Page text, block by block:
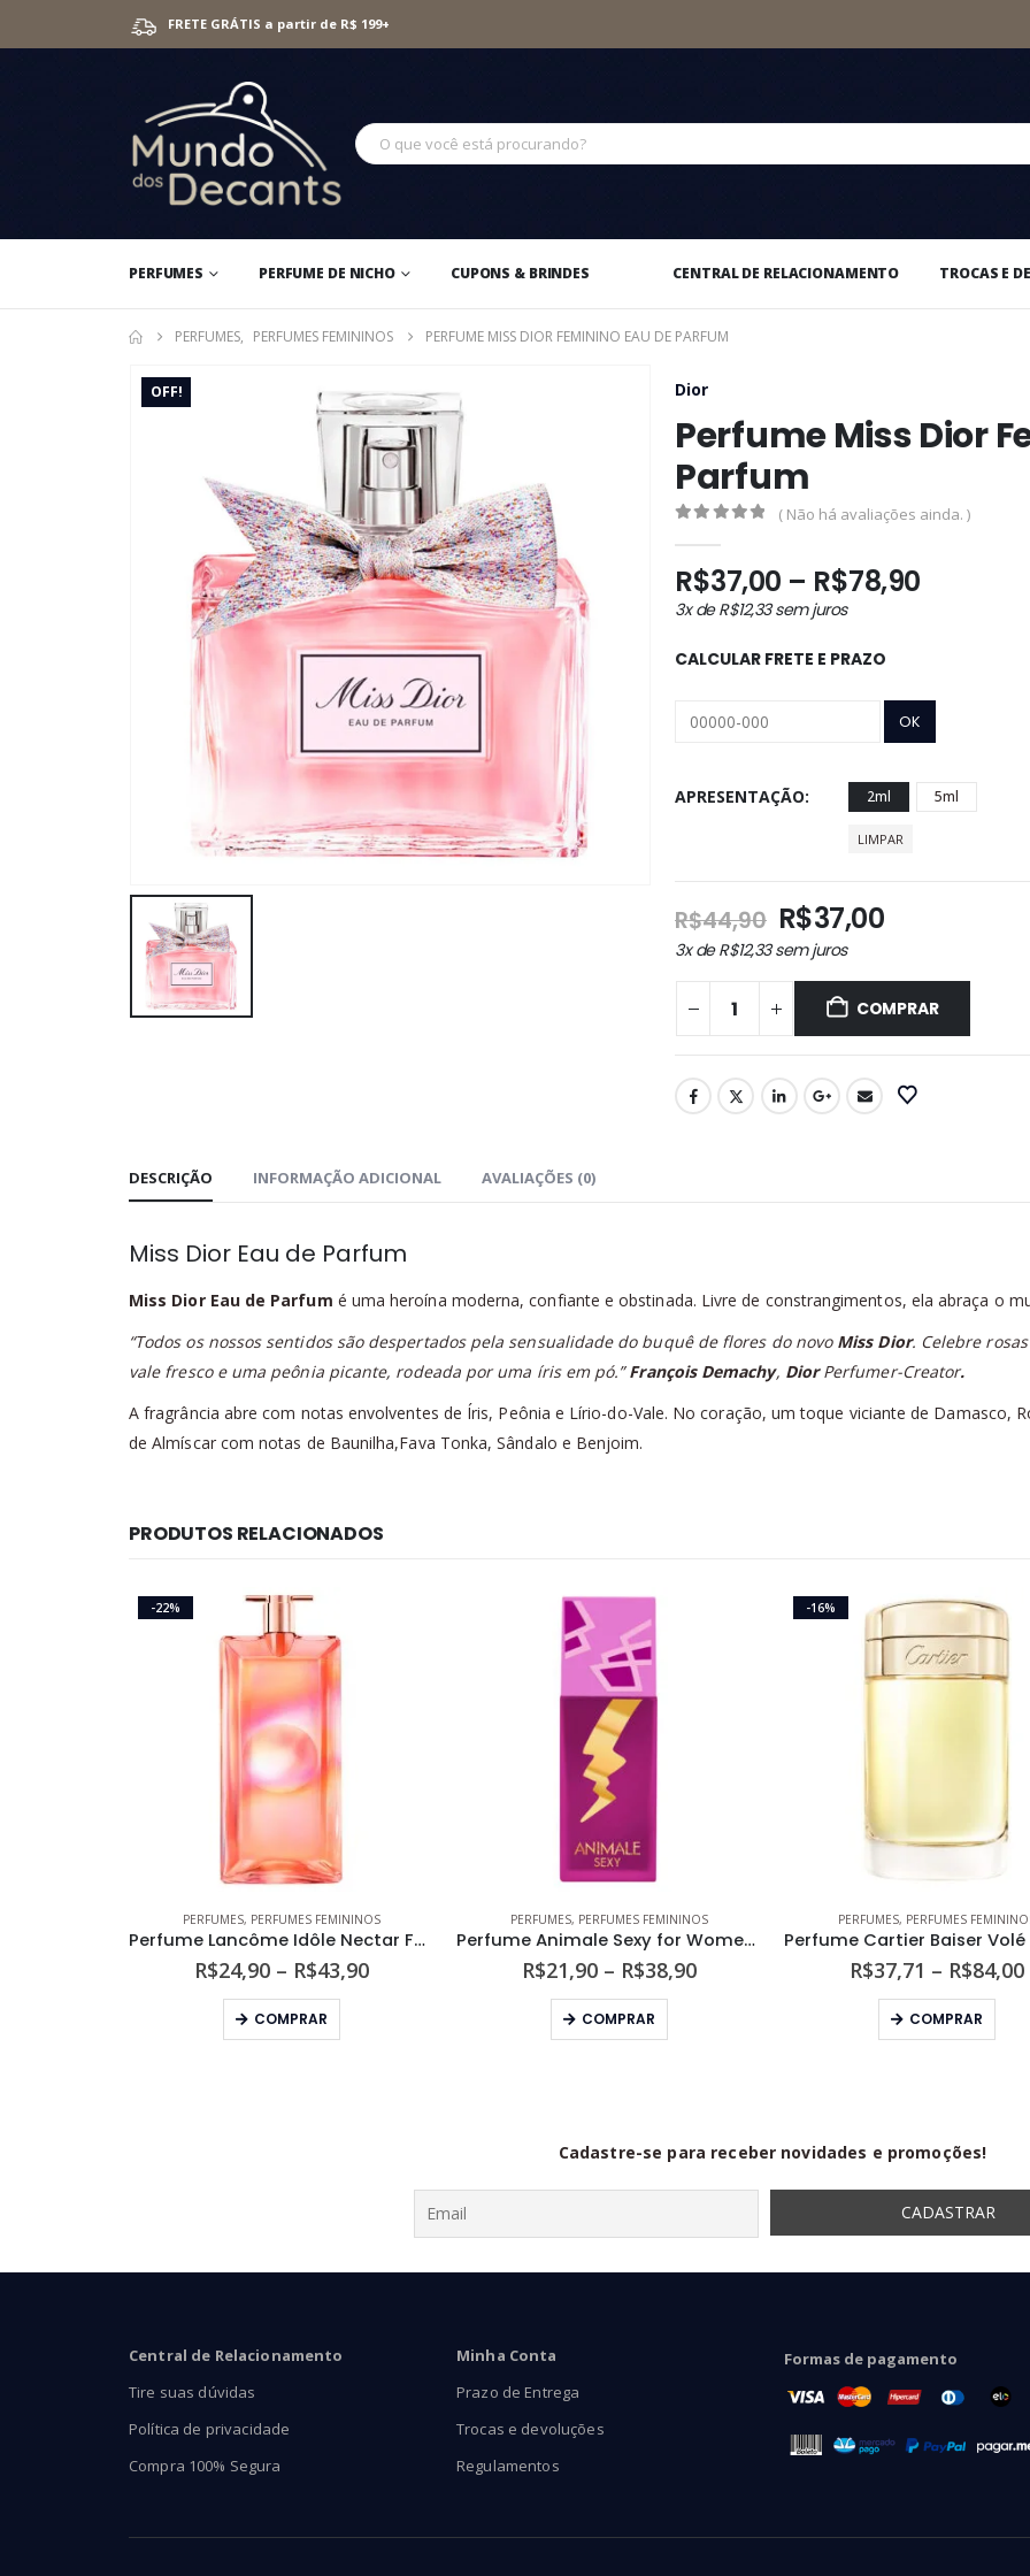
FRETE GRÁTIS a partir de R$ 199+
PERFUMES PERFUME DE NICHO CUPONS & BRINDES CENTRAL DE RELACIONAMENTO TROCAS E
PERFUMES, PERFUMES FEMININOS PERFUME MISS DIOR FEMININO EAU DE PARFUM
OFF! Dior
Perfume Miss Dior
Parfum
( Não há avaliações ainda. )
R$37,00 – R$78,90Faixa
através
R$78,90
3x deR$12,33sem juros
CALCULAR FRETE E PRAZO
APRESENTAÇÃO 2ml 5ml
LIMPAR
R$44,90 O
preço
original
era:
R$44,90.
R$37,00O
atual
é:
R$37,00.
3x deR$12,33sem juros
COMPRAR
DESCRIÇÃO INFORMAÇÃO ADICIONAL AVALIAÇÕES (0)
Miss Dior Eau de Parfum
Miss Dior Eau de Parfum é uma heroína moderna, confiante e obstinada. Livre de constrangimentos, ela abraça o
“Todos os nossos sentidos são despertados pela sensualidade do buquê de flores do novo Miss Dior. Celebre
vale fresco e uma peônia picante, rodeada por uma íris em pó.”François Demachy, DiorPerfumer-Creator.
A fragrância abre com notas envolventes de Íris, Peônia e Lírio-do-Vale. No coração, um toque viciante de Damasco,
de Almíscar com notas de Baunilha,Fava Tonka, Sândalo e Benjoim.
PRODUTOS RELACIONADOS
-22%
PERFUMES, PERFUMES FEMININOS
Perfume Lancôme Idôle Nectar Feminino Eau de Parfum
R$24,90 – R$43,90Faixa
COMPRAR
Este produto tem várias variantes. As opções podem ser escolhidas na página do produto
PERFUMES, PERFUMES FEMININOS
Perfume Animale Sexy for Women Feminino Eau de Parfum
R$21,90 – R$38,90Faixa
COMPRAR
Este produto tem várias variantes. As opções podem ser escolhidas na página do produto
-16%
PERFUMES, PERFUMES
R$37,71 – R$84,00
COMPRAR
Este produto tem várias variantes. As opções podem ser
Cadastre-se para receber novidades e promoções!
Central de Relacionamento
Tire suas dúvidas
Política de privacidade
Compra 100% Segura
Minha Conta
Prazo de Entrega
Trocas e devoluções
Regulamentos
Formas de pagamento